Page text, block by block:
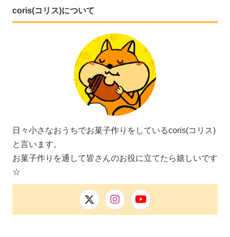
coris(コリス)について
日々小さなおうちでお菓子作りをしているcoris(コリス)
と言います。
お菓子作りを通して皆さんのお役に立てたら嬉しいです
☆